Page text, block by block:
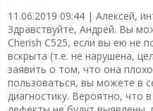
11.06.2019 09:44 | Алексей,
Здравствуйте, Андрей. Вы
Cherish C525, если вы ею не
вскрыта (т.е. не нарушена,
заявить о том, что она
пользоваться, вы можете в
диагностику. Вероятно, что